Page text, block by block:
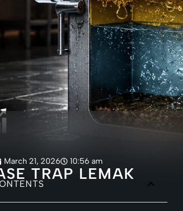
TRAP LEMAK
March 21, 2026 10:56 am